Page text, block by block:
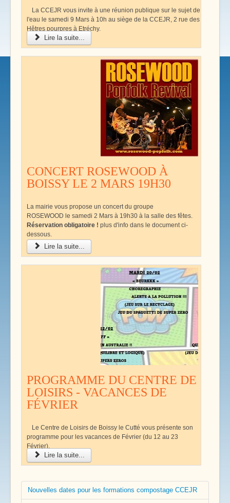
La CCEJR vous invite à une réunion publique sur le sujet de
l'eau le samedi 9 Mars à 10h au siège de la CCEJR, 2 rue des
Hêtres pourpres à Etréchy.
Lire la suite...
CONCERT ROSEWOOD À
BOISSY LE 2 MARS 19H30
La mairie vous propose un concert du groupe
ROSEWOOD le samedi 2 Mars à 19h30 à la salle des fêtes.
Réservation obligatoire ! plus d'info dans le document ci-
dessous.
Lire la suite...
PROGRAMME DU CENTRE DE
LOISIRS - VACANCES DE
FÉVRIER
Le Centre de Loisirs de Boissy le Cutté vous présente son
programme pour les vacances de Février (du 12 au 23
Février).
Lire la suite...
Nouvelles dates pour les formations compostage CCEJR